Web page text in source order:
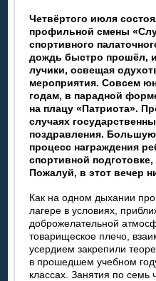
Четвёртого июля
профильной смены
спортивного
дождь быстро прошёл,
лучики, освещая
мероприятия. Совсем
годам, в парадной
на плацу «Патриота».
случаях
поздравления.
процесс награждения
спортивной
Пожалуй, в этот вечер
Как на одном дыхании
лагере в условиях,
доброжелательной
товарищеское плечо,
усердием закрепили
в прошедшем учебном
классах. Занятия по